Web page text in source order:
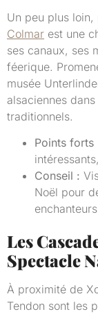
Un peu plus loin,
Colmar est une
ses canaux, ses
féerique.
musée
alsaciennes
traditionnels.
Points forts
Conseil :
Noël pour
Les
Spectacle
À proximité de
Tendon sont les